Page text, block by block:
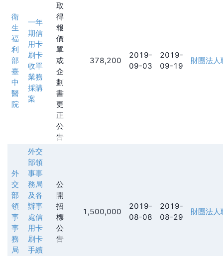
衛
生
福
利
部
臺
中
醫
院
一年
期信
用卡
刷卡
收單
業務
採購
案
取
得
報
價
單
或
企
劃
書
更
正
公
告
378,200
2019-
09-03
2019-
09-19
財團法人
外
交
部
領
事
事
務
局
外交
部領
事事
務局
及各
辦事
處信
用卡
刷卡
手續
公
開
招
標
公
告
1,500,000
2019-
08-08
2019-
08-29
財團法人